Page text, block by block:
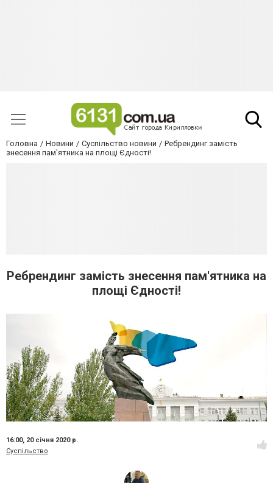
Головна Новини Суспільство новини
Ребрендинг замість
знесення пам'ятника на площі Єдності!
Ребрендинг замість знесення пам'ятника на
площі Єдності!
16:00, 20 січня 2020 р.
Суспільство